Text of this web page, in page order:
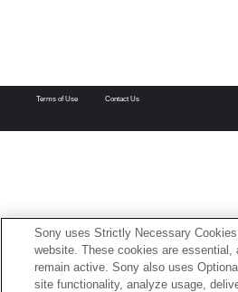
Terms of Use Contact Us
Sony uses Strictly Necessary
website. These cookies are essential,
remain active. Sony also uses
site functionality, analyze usage,